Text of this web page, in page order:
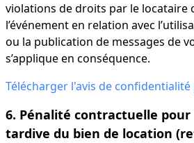
violations de droits par le locataire
l’événement en relation avec
ou la publication de messages de
s’applique en conséquence.
Télécharger l'avis de
6. Pénalité contractuelle
tardive du bien de location